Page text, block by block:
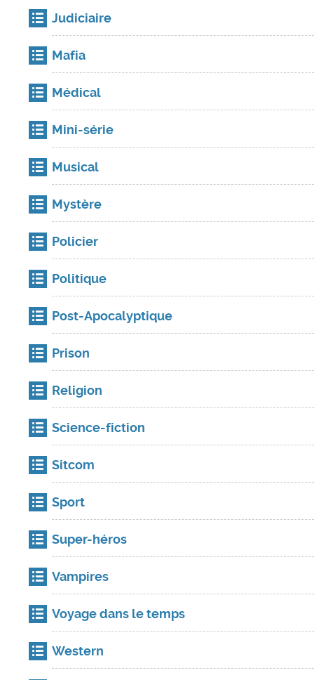
Judiciaire
Mafia
Médical
Mini-série
Musical
Mystère
Policier
Politique
Post-Apocalyptique
Prison
Religion
Science-fiction
Sitcom
Sport
Super-héros
Vampires
Voyage dans le temps
Western